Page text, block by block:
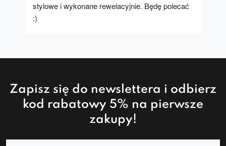
stylowe i wykonane rewelacyjnie. Będę polecać
:)
Zapisz się do newslettera i odbierz
kod rabatowy 5% na pierwsze
zakupy!